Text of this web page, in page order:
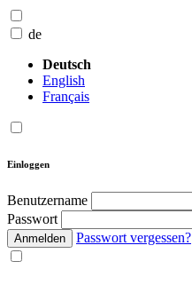
de
Deutsch
English
Français
Einloggen
Benutzername
Passwort
Anmelden Passwort vergessen?